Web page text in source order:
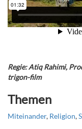
Regie: Atiq Rahimi,
trigon-film
Themen
Miteinander, Religion,